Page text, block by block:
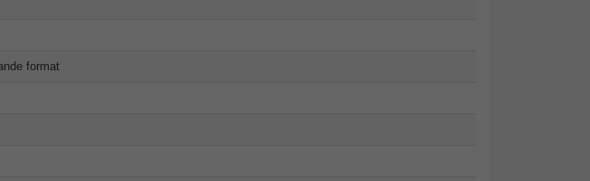
format